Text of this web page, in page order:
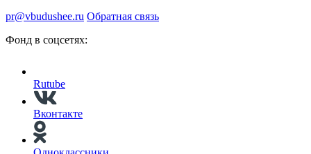
pr@vbudushee.ru Обратная связь
Фонд в соцсетях:
Rutube
Вконтакте